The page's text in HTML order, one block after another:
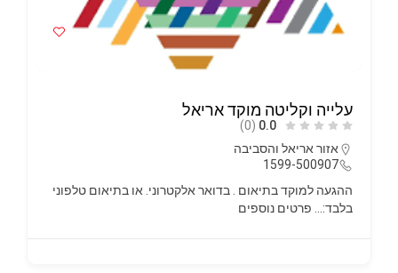
עלייה וקליטה מוקד אריאל
0.0
(0)
אזור אריאל והסביבה
1599-500907
ההגעה למוקד בתיאום . בדואר אלקטרוני. או בתיאום טלפוני
בלבד:…
פרטים נוספים